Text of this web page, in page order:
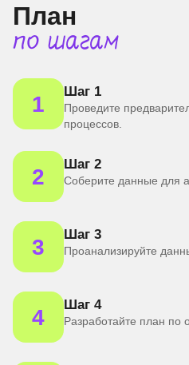
План
по шагам
1 Шаг 1
Проведите
процессов.
2 Шаг 2
Соберите данные для
3 Шаг 3
Проанализируйте
4 Шаг 4
Разработайте план по